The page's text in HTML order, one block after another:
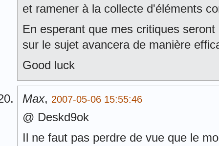
et ramener à la collecte d'éléments
En esperant que mes critiques
sur le sujet avancera de manière
Good luck
Max, 2007-05-06 15:55:46
@ Deskd9ok
Il ne faut pas perdre de vue que le